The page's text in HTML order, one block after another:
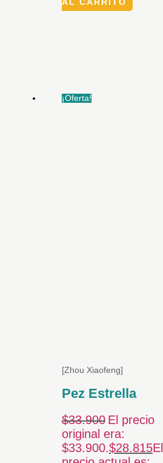
AL CARRITO
¡Oferta!
[Zhou Xiaofeng]
Pez Estrella
$33.900 El precio
original era:
$33.900.$28.815El